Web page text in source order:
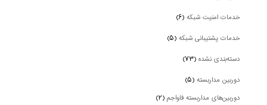
خدمات امنیت شبکه(۶)
خدمات پشتیبانی شبکه(۵)
دسته‌بندی نشده(۷۳)
دوربین‌ مداربسته(۵)
دوربین‌های مداربسته فاواجم(۲)